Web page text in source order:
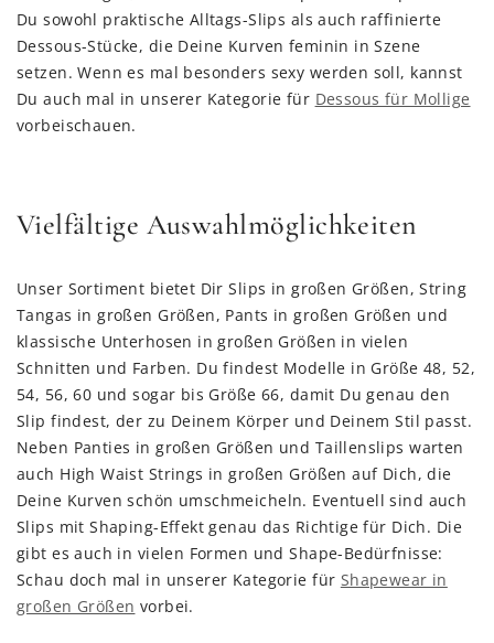
Du sowohl praktische Alltags-Slips als auch raffinierte
Dessous-Stücke, die Deine Kurven feminin in Szene
setzen. Wenn es mal besonders sexy werden soll, kannst
Du auch mal in unserer Kategorie für Dessous für Mollige
vorbeischauen.
Vielfältige Auswahlmöglichkeiten
Unser Sortiment bietet Dir Slips in großen Größen, String
Tangas in großen Größen, Pants in großen Größen und
klassische Unterhosen in großen Größen in vielen
Schnitten und Farben. Du findest Modelle in Größe 48, 52,
54, 56, 60 und sogar bis Größe 66, damit Du genau den
Slip findest, der zu Deinem Körper und Deinem Stil passt.
Neben Panties in großen Größen und Taillenslips warten
auch High Waist Strings in großen Größen auf Dich, die
Deine Kurven schön umschmeicheln. Eventuell sind auch
Slips mit Shaping-Effekt genau das Richtige für Dich. Die
gibt es auch in vielen Formen und Shape-Bedürfnisse:
Schau doch mal in unserer Kategorie für Shapewear in
großen Größen vorbei.